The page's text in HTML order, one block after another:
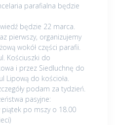
parafialna będzie
będzie 22 marca.
pierwszy, organizujemy
wokół części parafii.
Kościuszki do
i przez Siedluchnę do
Lipową do kościoła.
podam za tydzień.
pasyjne:
piątek po mszy o 18.00